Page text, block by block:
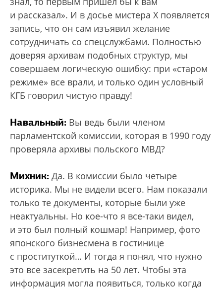
и рассказал». И в досье мистера X появляется
запись, что он сам изъявил желание
сотрудничать со спецслужбами. Полностью
доверяя архивам подобных структур, мы
совершаем логическую ошибку: при «старом
режиме» все врали, и только один условный
КГБ говорил чистую правду!
Навальный: Вы ведь были членом
парламентской комиссии, которая в 1990 году
проверяла архивы польского МВД?
Михник: Да. В комиссии было четыре
историка. Мы не видели всего. Нам показали
только те документы, которые были уже
неактуальны. Но кое-что я все-таки видел,
и это был полный кошмар! Например, фото
японского бизнесмена в гостинице
с проституткой… И тогда я понял, что нужно
это все засекретить на 50 лет. Чтобы эта
информация могла появиться, только когда